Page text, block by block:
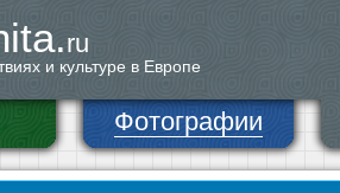
ru
и культуре в Европе
Фотографии